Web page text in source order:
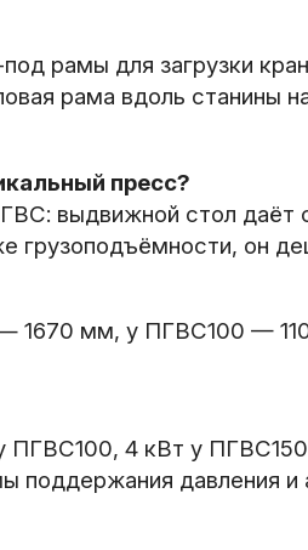
рамы для загрузки
рама вдоль станины
пресс?
выдвижной стол
он
1670 мм, у ПГВС100 —
ПГВС100, 4 кВт у
поддержания давления и